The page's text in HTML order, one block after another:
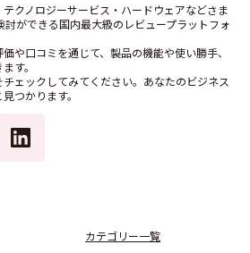
クノロジーサービス・ハードウェアなどさま
討ができる国内最大級のレビュープラットフォ
や口コミを通じて、製品の機能や使い勝手、
す。
ェックしてみてください。あなたのビジネス
つかります。
カテゴリー一覧